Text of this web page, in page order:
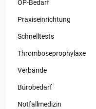
OP-Bedarf
Praxiseinrichtung
Schnelltests
Thromboseprophylaxe
Verbände
Bürobedarf
Notfallmedizin